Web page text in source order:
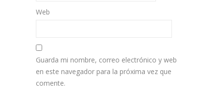
Web
Guarda mi nombre, correo electrónico y web
en este navegador para la próxima vez que
comente.